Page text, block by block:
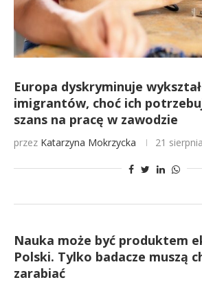
Europa dyskryminuje
imigrantów, choć ich
szans na pracę w zawodzie
przez Katarzyna Mokrzycka 21
Nauka może być produktem
Polski. Tylko badacze muszą
zarabiać